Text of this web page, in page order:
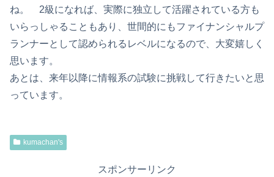
ね。 2級になれば、実際に独立して活躍されている方も
いらっしゃることもあり、世間的にもファイナンシャルプ
ランナーとして認められるレベルになるので、大変嬉しく
思います。
あとは、来年以降に情報系の試験に挑戦して行きたいと思
っています。
kumachan's
スポンサーリンク